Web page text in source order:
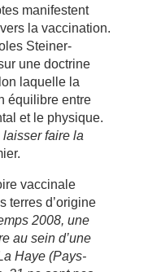
manifestent
la vaccination.
Steiner-
une doctrine
laquelle la
équilibre entre
et le physique.
faire la
vaccinale
terres d’origine
2008, une
au sein d’une
Haye (Pays-